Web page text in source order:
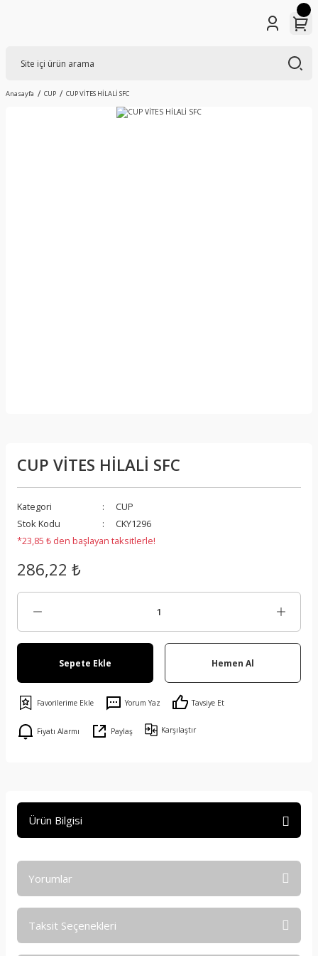
Anasayfa CUP CUP VİTES HİLALİ SFC
CUP VİTES HİLALİ SFC
Kategori
CUP
Stok Kodu
CKY1296
*23,85 ₺ den başlayan taksitlerle!
286,22 ₺
Sepete Ekle Hemen Al
Yorum Yaz Tavsiye Et
Fiyatı Alarmı Paylaş Karşılaştır
Ürün Bilgisi
Yorumlar
Taksit Seçenekleri